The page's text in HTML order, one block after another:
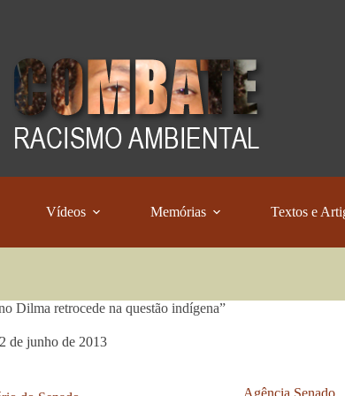
Vídeos Memórias Textos e
Dilma retrocede na questão indígena”
de junho de 2013
Agência Senado